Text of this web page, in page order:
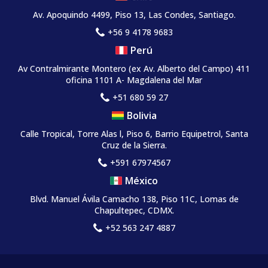
Av. Apoquindo 4499, Piso 13, Las Condes, Santiago.
+56 9 4178 9683
Perú
Av Contralmirante Montero (ex Av. Alberto del Campo) 411
oficina 1101 A- Magdalena del Mar
+51 680 59 27
Bolivia
Calle Tropical, Torre Alas l, Piso 6, Barrio Equipetrol, Santa
Cruz de la Sierra.
+591 67974567
México
Blvd. Manuel Ávila Camacho 138, Piso 11C, Lomas de
Chapultepec, CDMX.
+52 563 247 4887